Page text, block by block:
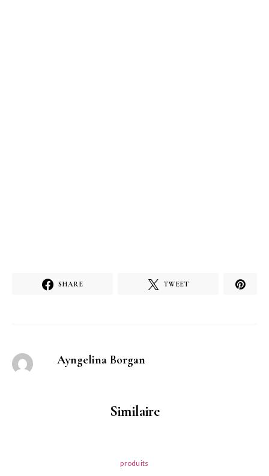
SHARE TWEET
Ayngelina Borgan
Similaire
produits